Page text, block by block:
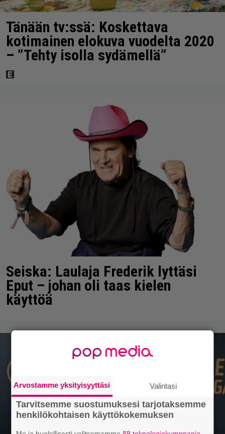
Tänään tv:ssä: Koskettava
kotimainen elokuva vuodelta 2020
– ”Tehty isolla sydämellä”
Seiska: Laulaja Frederik lyttäsi
Eput – johan oli taas kielen
käyttöä
Arvostamme yksityisyyttäsi Valintasi
Tarvitsemme suostumuksesi tarjotaksemme
henkilökohtaisen käyttökokemuksen